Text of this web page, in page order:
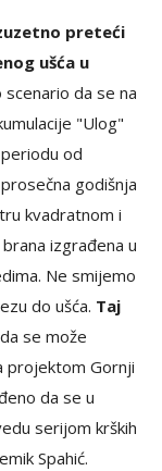
preteći
ušća u
da se na
"Ulog"
od
godišnja
kvadratnom i
izgrađena u
Ne smijemo
do ušća. Taj
se može
projektom Gornji
da se u
serijom krških
Spahić.